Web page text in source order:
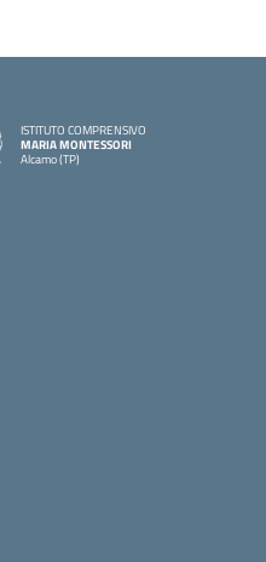
ISTITUTO COMPRENSIVO
MARIA MONTESSORI
Alcamo (TP)